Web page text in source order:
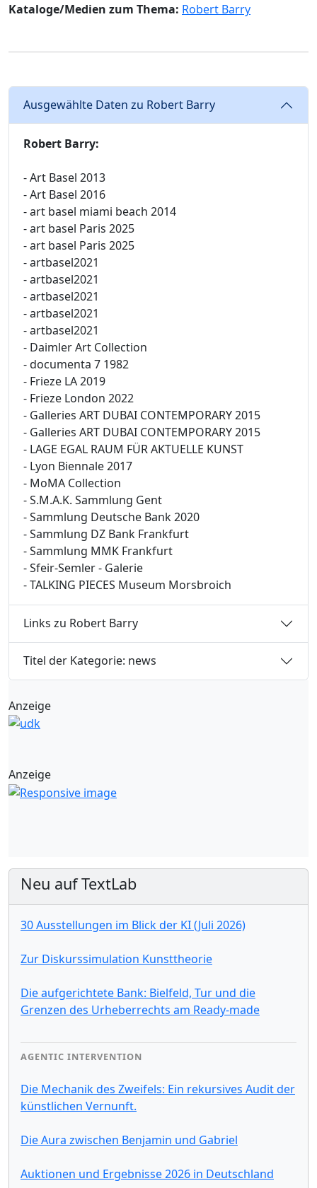
Kataloge/Medien zum Thema: Robert Barry
Ausgewählte Daten zu Robert Barry
Robert Barry:
- Art Basel 2013
- Art Basel 2016
- art basel miami beach 2014
- art basel Paris 2025
- art basel Paris 2025
- artbasel2021
- artbasel2021
- artbasel2021
- artbasel2021
- artbasel2021
- Daimler Art Collection
- documenta 7 1982
- Frieze LA 2019
- Frieze London 2022
- Galleries ART DUBAI CONTEMPORARY 2015
- Galleries ART DUBAI CONTEMPORARY 2015
- LAGE EGAL RAUM FÜR AKTUELLE KUNST
- Lyon Biennale 2017
- MoMA Collection
- S.M.A.K. Sammlung Gent
- Sammlung Deutsche Bank 2020
- Sammlung DZ Bank Frankfurt
- Sammlung MMK Frankfurt
- Sfeir-Semler - Galerie
- TALKING PIECES Museum Morsbroich
Links zu Robert Barry
Titel der Kategorie: news
Anzeige
Anzeige
Neu auf TextLab
30 Ausstellungen im Blick der KI (Juli 2026)
Zur Diskurssimulation Kunsttheorie
Die aufgerichtete Bank: Bielfeld, Tur und die
Grenzen des Urheberrechts am Ready-made
AGENTIC INTERVENTION
Die Mechanik des Zweifels: Ein rekursives Audit der
künstlichen Vernunft.
Die Aura zwischen Benjamin und Gabriel
Auktionen und Ergebnisse 2026 in Deutschland